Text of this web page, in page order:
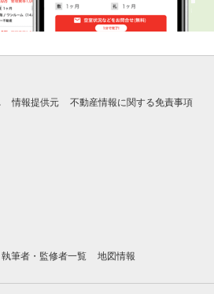
情報提供元 不動産情報に関する免責事項
執筆者・監修者一覧 地図情報